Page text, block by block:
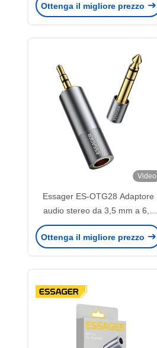
Ottenga il migliore prezzo
Video
Essager ES-OTG28 Adaptore
audio stereo da 3,5 mm a 6,5
mm per amplificatore di chitarra
Ottenga il migliore prezzo